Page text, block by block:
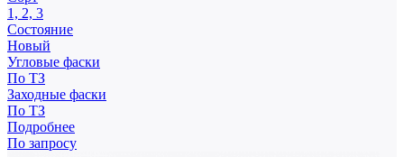
1, 2, 3
Состояние
Новый
Угловые фаски
По ТЗ
Заходные фаски
По ТЗ
Подробнее
По запросу